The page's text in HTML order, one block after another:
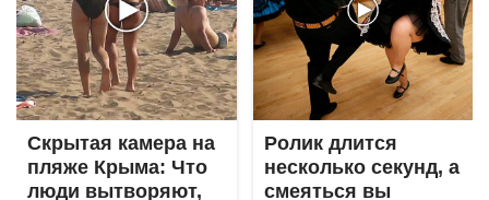
Скрытая камера на
пляже Крыма: Что
люди вытворяют,
Ролик длится
несколько секунд, а
смеяться вы